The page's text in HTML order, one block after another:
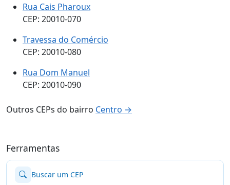
Rua Cais Pharoux
CEP: 20010-070
Travessa do Comércio
CEP: 20010-080
Rua Dom Manuel
CEP: 20010-090
Outros CEPs do bairro Centro →
Ferramentas
Buscar um CEP